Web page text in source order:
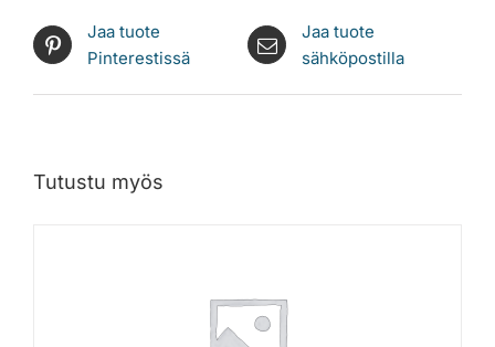
Jaa tuote
Pinterestissä
Jaa tuote
sähköpostilla
Tutustu myös